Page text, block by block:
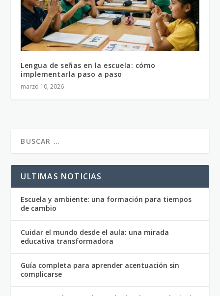
Lengua de señas en la escuela: cómo
implementarla paso a paso
marzo 10, 2026
ULTIMAS NOTICIAS
Escuela y ambiente: una formación para tiempos
de cambio
Cuidar el mundo desde el aula: una mirada
educativa transformadora
Guía completa para aprender acentuación sin
complicarse